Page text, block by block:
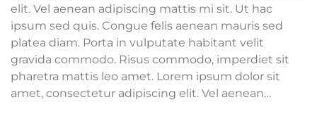
elit. Vel aenean adipiscing mattis mi sit. Ut hac
ipsum sed quis. Congue felis aenean mauris sed
platea diam. Porta in vulputate habitant velit
gravida commodo. Risus commodo, imperdiet sit
pharetra mattis leo amet. Lorem ipsum dolor sit
amet, consectetur adipiscing elit. Vel aenean